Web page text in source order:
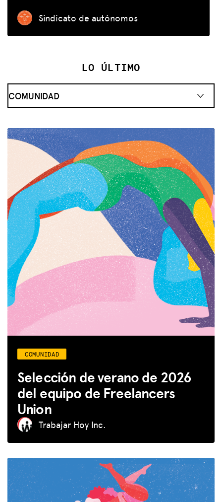
Sindicato de autónomos
LO ÚLTIMO
COMUNIDAD
Selección de verano de 2026
del equipo de Freelancers
Union
Trabajar Hoy Inc.